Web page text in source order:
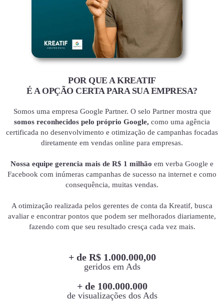
POR QUE A KREATIF
É A OPÇÃO CERTA PARA SUA EMPRESA?
Somos uma empresa Google Partner. O selo Partner mostra que
somos reconhecidos pelo próprio Google, como uma agência
certificada no desenvolvimento e otimização de campanhas focadas
diretamente em vendas online para empresas.
Nossa equipe gerencia mais de R$ 1 milhão em verba Google e
Facebook com inúmeras campanhas de sucesso na internet e como
consequência, muitas vendas.
A otimização realizada pelos gerentes de conta da Kreatif, busca
avaliar e encontrar pontos que podem ser melhorados diariamente,
fazendo com que seu resultado cresça cada vez mais.
+ de R$ 1.000.000,00
geridos em Ads
+ de 100.000.000
de visualizações dos Ads